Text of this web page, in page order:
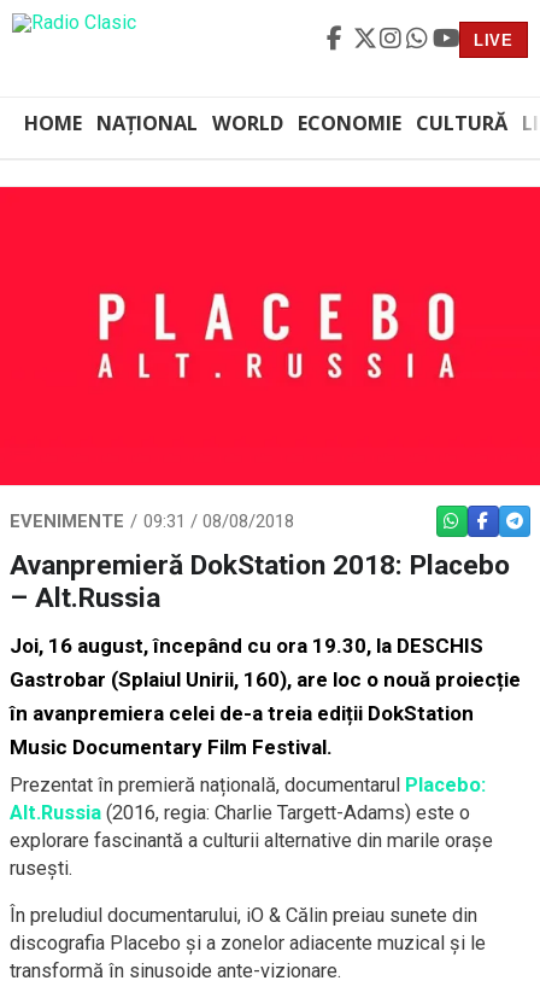
LIVE
HOME NAȚIONAL WORLD ECONOMIE CULTURĂ
EVENIMENTE 09:31 / 08/08/2018 WHATSAPP
Avanpremieră DokStation 2018: Placebo
– Alt.Russia
Joi, 16 august, începând cu ora 19.30, la DESCHIS
Gastrobar (Splaiul Unirii, 160), are loc o nouă proiecție
în avanpremiera celei de-a treia ediții DokStation
Music Documentary Film Festival.
Prezentat în premieră națională, documentarul Placebo:
Alt.Russia (2016, regia: Charlie Targett-Adams) este o
explorare fascinantă a culturii alternative din marile orașe
rusești.
În preludiul documentarului, iO & Călin preiau sunete din
discografia Placebo și a zonelor adiacente muzical și le
transformă în sinusoide ante-vizionare.